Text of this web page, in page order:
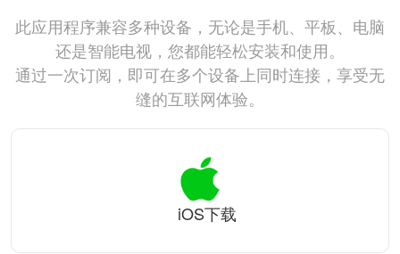
此应用程序兼容多种设备，无论是手机、平板、电脑
还是智能电视，您都能轻松安装和使用。
通过一次订阅，即可在多个设备上同时连接，享受无
缝的互联网体验。
iOS下载